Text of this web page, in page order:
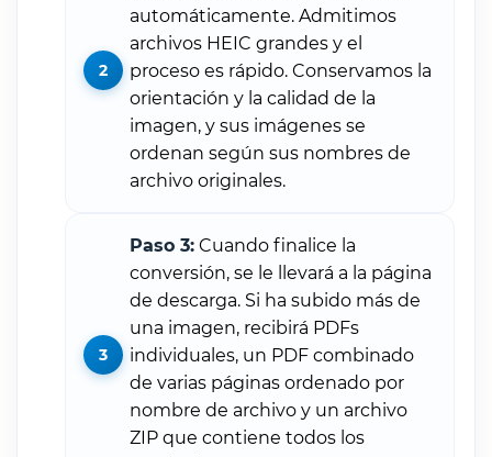
automáticamente. Admitimos
archivos HEIC grandes y el
proceso es rápido. Conservamos la
orientación y la calidad de la
imagen, y sus imágenes se
ordenan según sus nombres de
archivo originales.
Paso 3: Cuando finalice la
conversión, se le llevará a la página
de descarga. Si ha subido más de
una imagen, recibirá PDFs
individuales, un PDF combinado
de varias páginas ordenado por
nombre de archivo y un archivo
ZIP que contiene todos los